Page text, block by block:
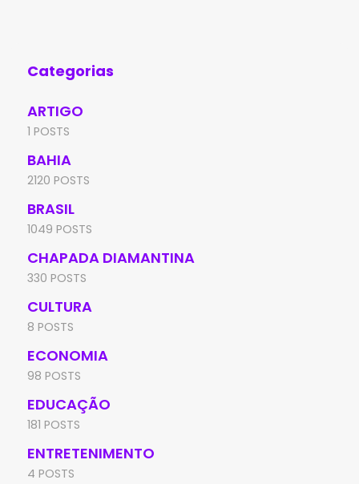
Categorias
ARTIGO
1 POSTS
BAHIA
2120 POSTS
BRASIL
1049 POSTS
CHAPADA DIAMANTINA
330 POSTS
CULTURA
8 POSTS
ECONOMIA
98 POSTS
EDUCAÇÃO
181 POSTS
ENTRETENIMENTO
4 POSTS